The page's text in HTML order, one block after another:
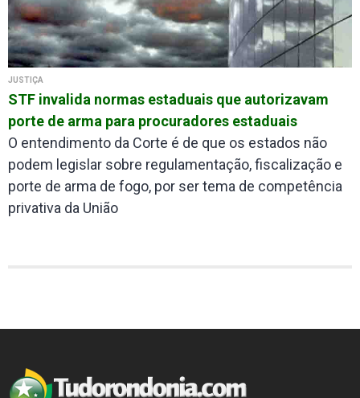
JUSTIÇA
STF invalida normas estaduais que autorizavam
porte de arma para procuradores estaduais
O entendimento da Corte é de que os estados não
podem legislar sobre regulamentação, fiscalização e
porte de arma de fogo, por ser tema de competência
privativa da União